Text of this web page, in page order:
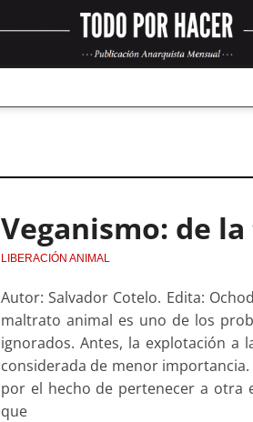
Veganismo: de
LIBERACIÓN ANIMAL
Autor: Salvador Cotelo. Edita:
maltrato animal es uno de los
ignorados. Antes, la explotación
considerada de menor
por el hecho de pertenecer a otra
que